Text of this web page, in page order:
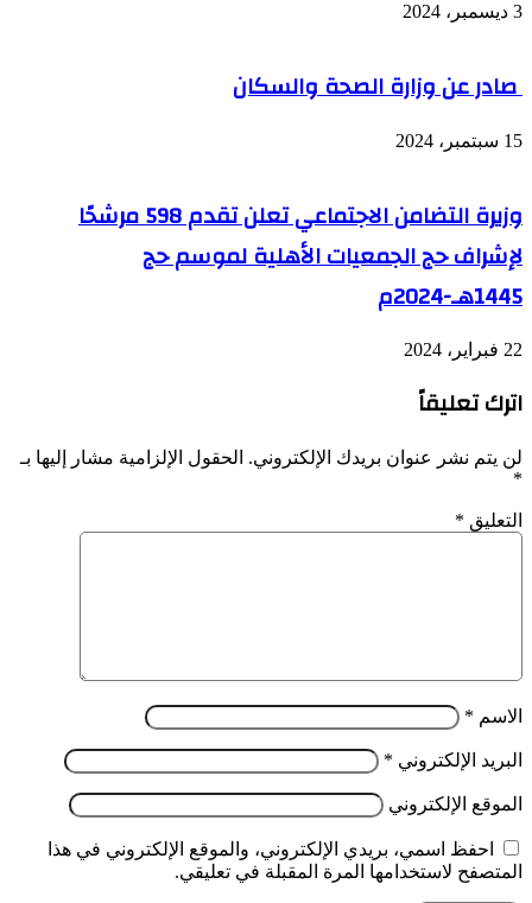
3 ديسمبر، 2024
صادر عن وزارة الصحة والسكان
15 سبتمبر، 2024
وزيرة التضامن الاجتماعي تعلن تقدم 598 مرشحًا
لإشراف حج الجمعيات الأهلية لموسم حج
1445هـ-2024م
22 فبراير، 2024
اترك تعليقاً
لن يتم نشر عنوان بريدك الإلكتروني. الحقول الإلزامية مشار إليها بـ
*
التعليق *
الاسم *
البريد الإلكتروني *
الموقع الإلكتروني
احفظ اسمي، بريدي الإلكتروني، والموقع الإلكتروني في هذا
المتصفح لاستخدامها المرة المقبلة في تعليقي.